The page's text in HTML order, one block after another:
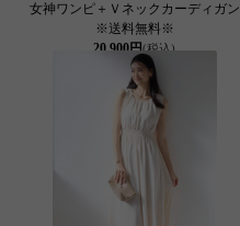
女神ワンピ＋Ｖネックカーディガン
※送料無料※
20,900円(税込)